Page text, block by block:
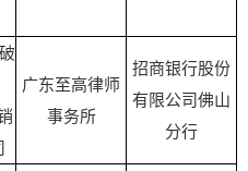
广东至高律师
事务所
招商银行股份
有限公司佛山
分行